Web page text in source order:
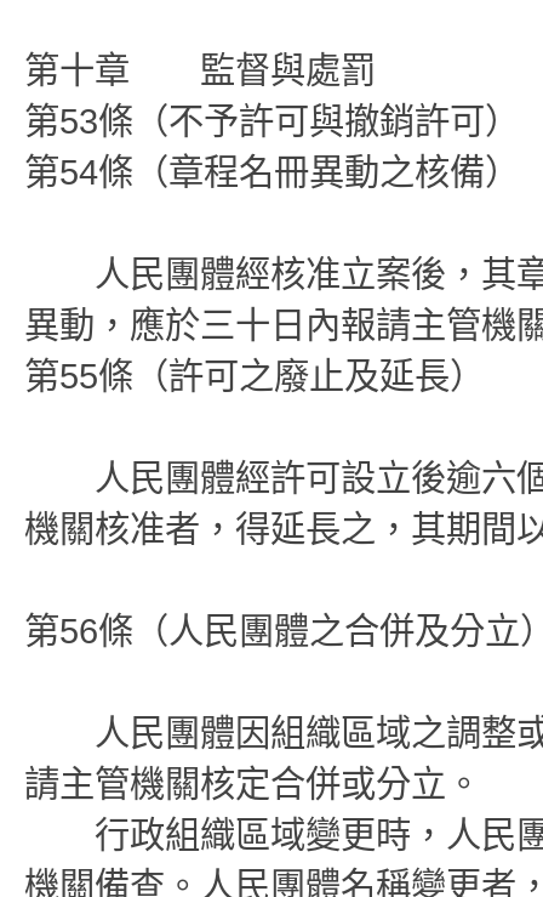
第十章 監督與處罰
第53條（不予許可與撤銷許可）
第54條（章程名冊異動之核備）
人民團體經核准立案後，其章
異動，應於三十日內報請主管機
第55條（許可之廢止及延長）
人民團體經許可設立後逾六個
機關核准者，得延長之，其期間
第56條（人民團體之合併及分立
人民團體因組織區域之調整或
請主管機關核定合併或分立。
行政組織區域變更時，人民團
機關備查。人民團體名稱變更者